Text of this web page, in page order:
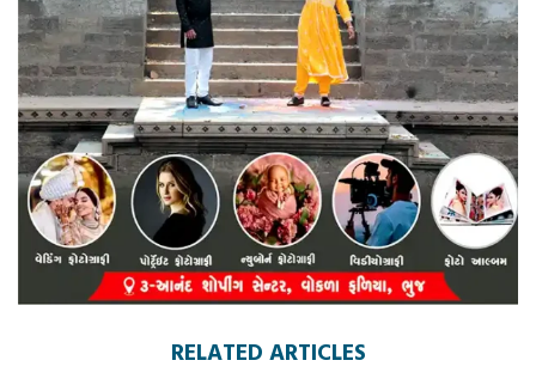
RELATED ARTICLES